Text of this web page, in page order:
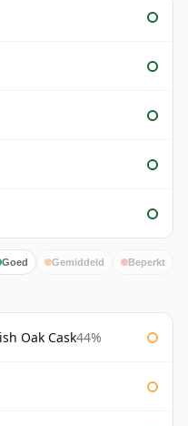
Goed Gemiddeld Beperkt
Oak Cask44%